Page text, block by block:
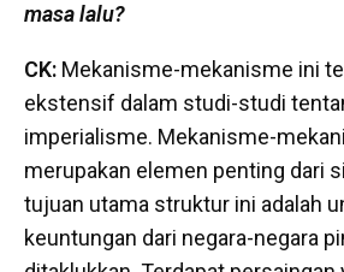
masa lalu?
CK: Mekanisme-mekanisme ini
ekstensif dalam studi-studi
imperialisme. Mekanisme-
merupakan elemen penting dari
tujuan utama struktur ini adalah
keuntungan dari negara-negara